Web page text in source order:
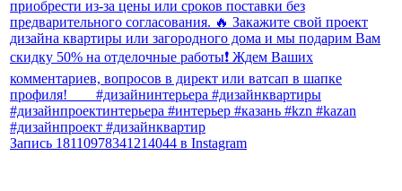
Запись 18110978341214044 в Instagram